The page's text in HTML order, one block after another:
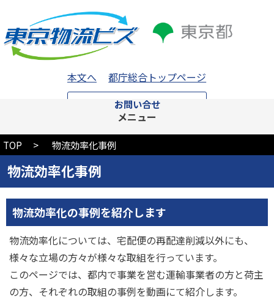
本文へ 都庁総合トップページ
お問い合せ
メニュー
TOP 物流効率化事例
物流効率化事例
物流効率化の事例を紹介します
物流効率化については、宅配便の再配達削減以外にも、
様々な立場の方々が様々な取組を行っています。
このページでは、都内で事業を営む運輸事業者の方と荷主
の方、それぞれの取組の事例を動画にて紹介します。